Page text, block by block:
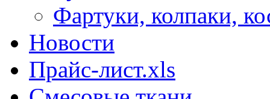
Фартуки, колпаки,
Новости
Прайс-лист.xls